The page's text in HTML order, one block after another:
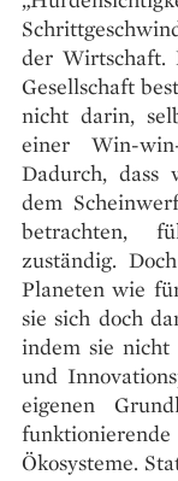
der Wirtschaft.
Gesellschaft
nicht darin,
einer Win-
Dadurch,
dem
betrachten,
zuständig.
Planeten wie
sie sich doch
indem sie nicht
und
eigenen
Ökosysteme.